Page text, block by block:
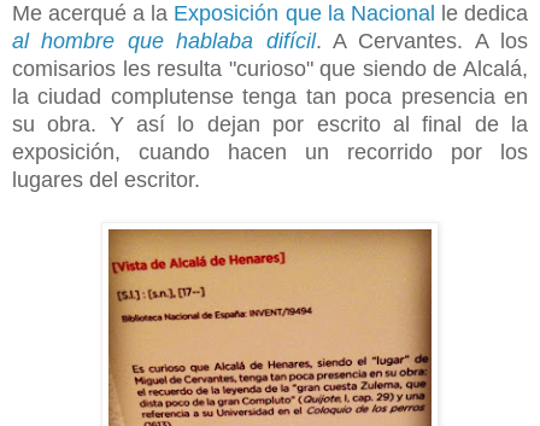
Me acerqué a la Exposición que la Nacional le dedica
al hombre que hablaba difícil. A Cervantes. A los
comisarios les resulta "curioso" que siendo de Alcalá,
la ciudad complutense tenga tan poca presencia en
su obra. Y así lo dejan por escrito al final de la
exposición, cuando hacen un recorrido por los
lugares del escritor.